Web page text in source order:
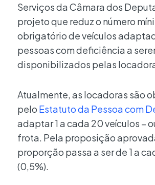
Serviços da Câmara dos
projeto que reduz o número
obrigatório de veículos
pessoas com deficiência a
disponibilizados pelas
Atualmente, as locadoras são
pelo Estatuto da Pessoa com
adaptar 1 a cada 20 veículos –
frota. Pela proposição
proporção passa a ser de 1 a
(0,5%).